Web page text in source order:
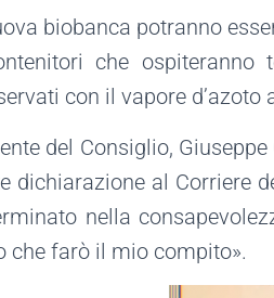
biobanca potranno
che
con il vapore
del Consiglio,
dichiarazione al Corriere
nella
che farò il mio compito».